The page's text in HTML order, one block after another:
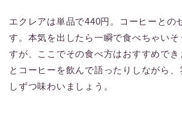
エクレアは単品で440円。コーヒーとの
す。本気を出したら一瞬で食べちゃい
すが、ここでその食べ方はおすすめでき
とコーヒーを飲んで語ったりしながら
しずつ味わいましょう。